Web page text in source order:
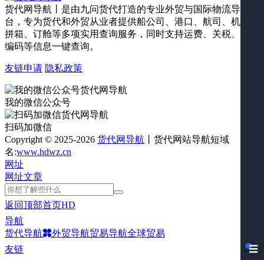
☰
货代网导航丨是由九问货代打造的专业外贸与国际物流导航平
台，专为货代和外贸从业者提供船公司、港口、航司、机场、
拼箱、订舱等多项实用查询服务，同时支持运费、关税、海关
编码等信息一键查询。
友链申请 隐私政策
我的微信公众号
扫码加微信
Copyright © 2025-2026 货代网导航 丨货代网站导航短域
名:www.hdwz.cn
网址
网址文章
返回顶部首页HD
导航
货代导航
外贸导航贸易导航全球贸易
友链